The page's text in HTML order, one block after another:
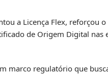
a Licença Flex, reforçou
de Origem Digital
marco regulatório que